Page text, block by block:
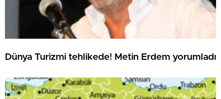
Dünya Turizmi tehlikede! Metin Erdem yorumladı